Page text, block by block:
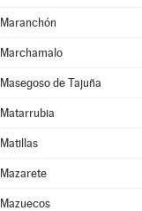
Maranchón
Marchamalo
Masegoso de Tajuña
Matarrubia
Matillas
Mazarete
Mazuecos